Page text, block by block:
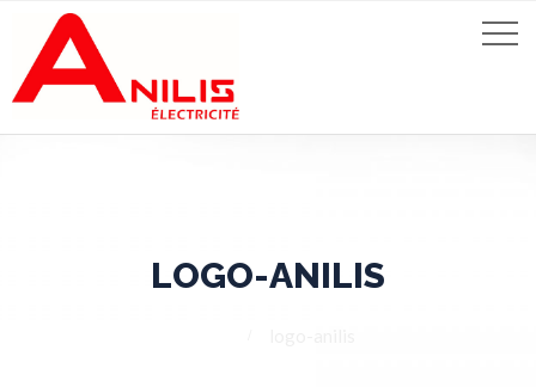
LOGO-ANILIS